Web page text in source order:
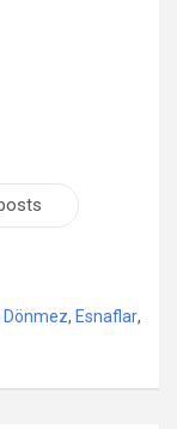
Dönmez, Esnaflar,